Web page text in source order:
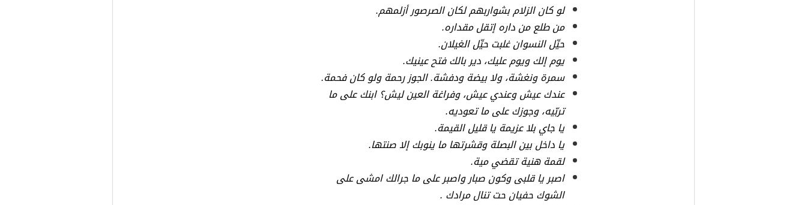
لو كان الزلام بشواربهم لكان الصرصور أزلمهم.
من طلع من داره إتقل مقداره.
حيِّل النسوان غلبت حيِّل الغيلان.
يوم إلك ويوم عليك، دير بالك فتح عينيك.
سمرة ونغشة، ولا بيضة ودفشة. الجوز رحمة ولو كان فحمة.
عندك عيش وعندي عيش، وفراغة العين ليش؟ ابنك على ما
تربّيه، وجوزك على ما تعوديه.
يا جاي بلا عزيمة يا قليل القيمة.
يا داخل بين البصلة وقشرتها ما ينوبك إلا صنتها.
لقمة هنية تقضي مية.
اصبر يا قلبى وكون صبار واصبر على ما جرالك امشى على
الشوك حفيان حت تنال مرادك .